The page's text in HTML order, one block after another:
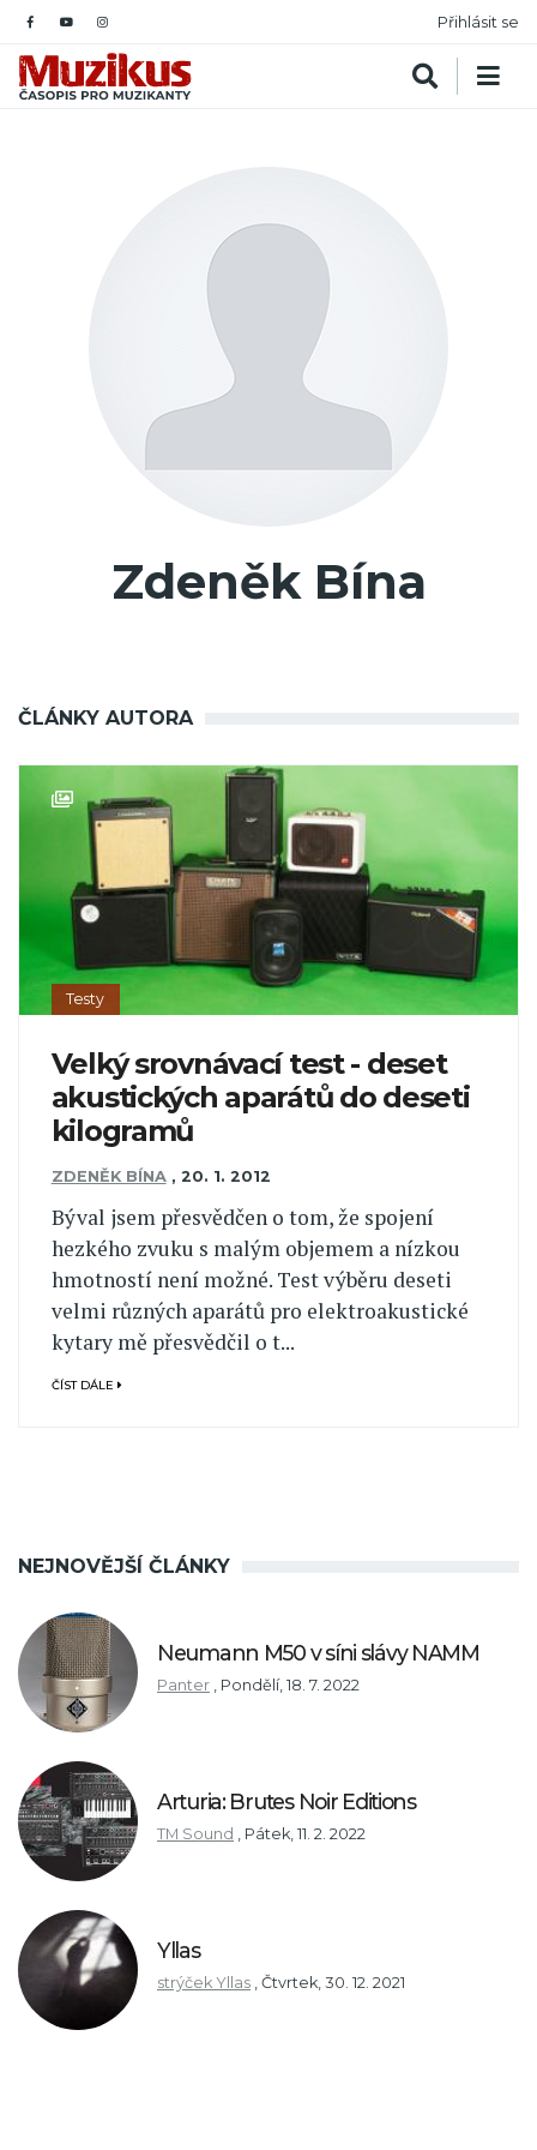
Přihlásit se
Zdeněk Bína
ČLÁNKY AUTORA
Testy
Velký srovnávací test - deset
akustických aparátů do deseti
kilogramů
ZDENĚK BÍNA , 20. 1. 2012
Býval jsem přesvědčen o tom, že spojení
hezkého zvuku s malým objemem a nízkou
hmotností není možné. Test výběru deseti
velmi různých aparátů pro elektroakustické
kytary mě přesvědčil o t...
ČÍST DÁLE
NEJNOVĚJŠÍ ČLÁNKY
Neumann M50 v síni slávy NAMM
Panter , Pondělí, 18. 7. 2022
Arturia: Brutes Noir Editions
TM Sound , Pátek, 11. 2. 2022
Yllas
strýček Yllas , Čtvrtek, 30. 12. 2021